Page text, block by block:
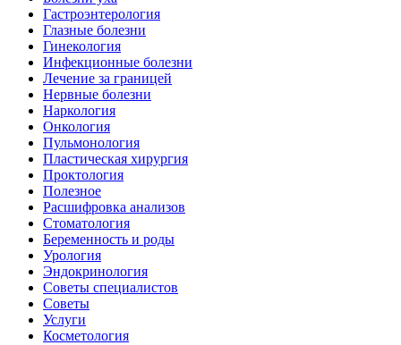
Гастроэнтерология
Глазные болезни
Гинекология
Инфекционные болезни
Лечение за границей
Нервные болезни
Наркология
Онкология
Пульмонология
Пластическая хирургия
Проктология
Полезное
Расшифровка анализов
Стоматология
Беременность и роды
Урология
Эндокринология
Советы специалистов
Советы
Услуги
Косметология